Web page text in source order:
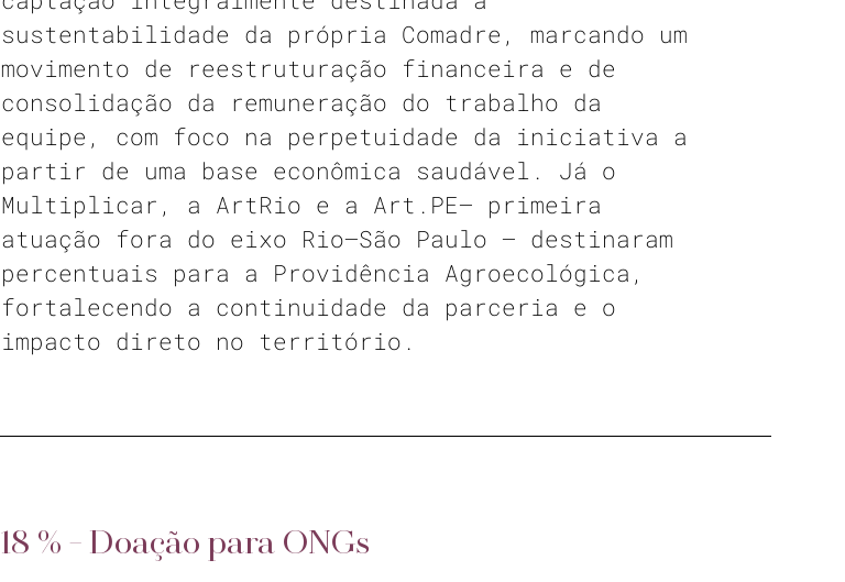
sustentabilidade da própria Comadre, marcando um
movimento de reestruturação financeira e de
consolidação da remuneração do trabalho da
equipe, com foco na perpetuidade da iniciativa a
partir de uma base econômica saudável. Já o
Multiplicar, a ArtRio e a Art.PE— primeira
atuação fora do eixo Rio–São Paulo — destinaram
percentuais para a Providência Agroecológica,
fortalecendo a continuidade da parceria e o
impacto direto no território.
18 % - Doação para ONGs